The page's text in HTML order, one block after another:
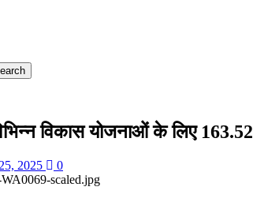
विकास योजनाओं के लिए 163.52
2025 0